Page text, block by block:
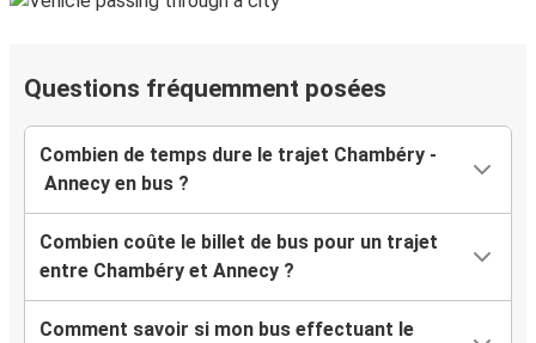
Questions fréquemment posées
Combien de temps dure le trajet Chambéry -
Annecy en bus ?
Combien coûte le billet de bus pour un trajet
entre Chambéry et Annecy ?
Comment savoir si mon bus effectuant le